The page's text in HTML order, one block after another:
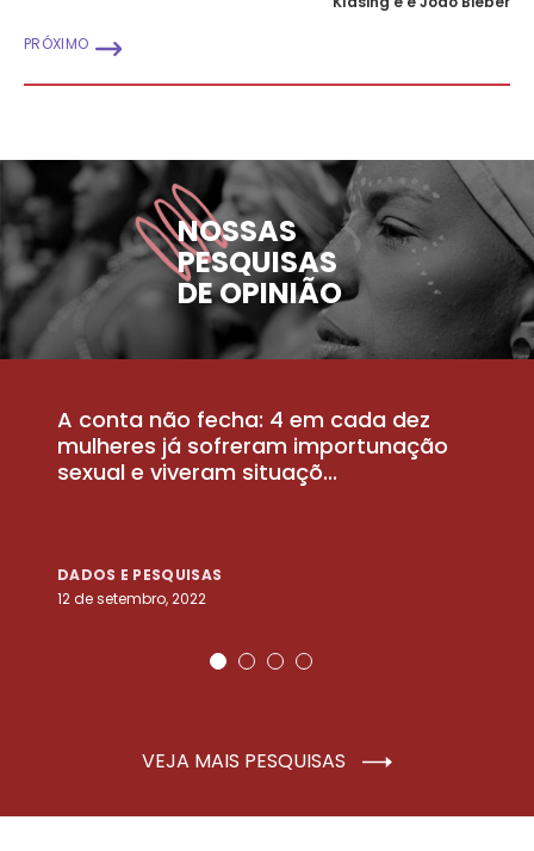
PRÓXIMO
NOSSAS
PESQUISAS
DE OPINIÃO
A conta não fecha: 4 em cada dez
mulheres já sofreram importunação
sexual e viveram situaçõ...
DADOS E PESQUISAS
12 de setembro, 2022
VEJA MAIS PESQUISAS